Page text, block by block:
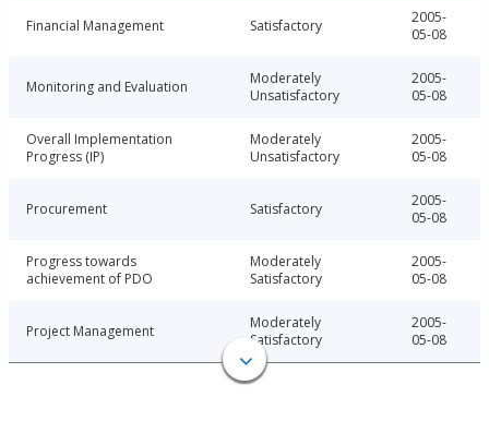
Financial Management Satisfactory
2005-
05-08
Monitoring and Evaluation
Moderately
Unsatisfactory
2005-
05-08
Overall Implementation
Progress (IP)
Moderately
Unsatisfactory
2005-
05-08
Procurement Satisfactory
2005-
05-08
Progress towards
achievement of PDO
Moderately
Satisfactory
2005-
05-08
Project Management
Moderately
Satisfactory
2005-
05-08